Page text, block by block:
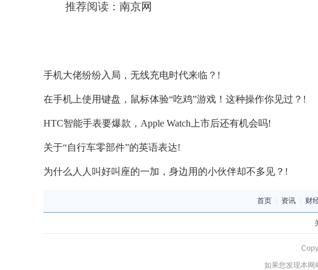
推荐阅读： 南京网
手机大佬纷纷入局，无线充电时代来临？!
在手机上使用键盘，鼠标体验“吃鸡”游戏！这种操作你见过？!
HTC智能手表要爆款，Apple Watch上市后还有机会吗!
关于“自行车零部件”的英语表达!
为什么人人叫好叫座的一加，身边用的小伙伴却不多见？!
首页 资讯 财
如果您发现本网